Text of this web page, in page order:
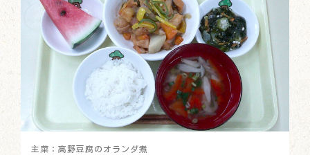
主菜：高野豆腐のオランダ煮